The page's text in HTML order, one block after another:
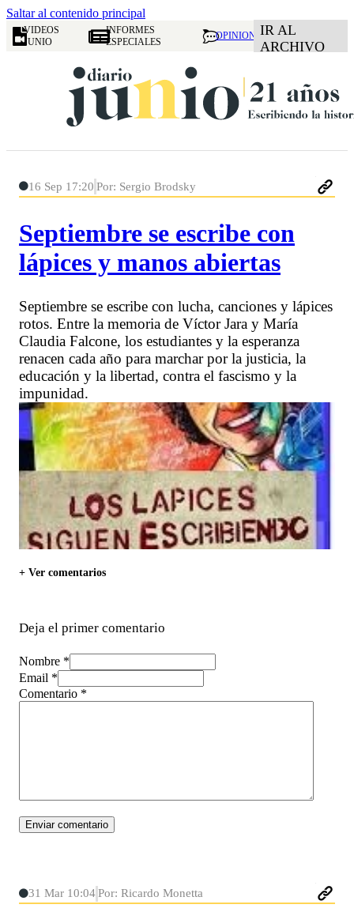
Saltar al contenido principal
VIDEOS
JUNIO
INFORMES
ESPECIALES
OPINION IR AL
ARCHIVO
16 Sep 17:20 Por: Sergio Brodsky
Septiembre se escribe con
lápices y manos abiertas
Septiembre se escribe con lucha, canciones y lápices
rotos. Entre la memoria de Víctor Jara y María
Claudia Falcone, los estudiantes y la esperanza
renacen cada año para marchar por la justicia, la
educación y la libertad, contra el fascismo y la
impunidad.
+ Ver comentarios
Deja el primer comentario
Nombre *
Email *
Comentario *
31 Mar 10:04Por: Ricardo Monetta